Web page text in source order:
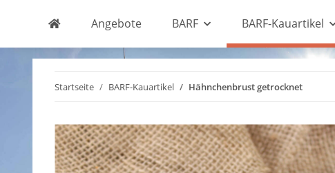
Angebote BARF BARF-Kauartikel
Startseite BARF-Kauartikel Hähnchenbrust getrocknet